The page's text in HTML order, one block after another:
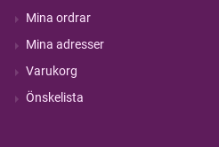
Mina ordrar
Mina adresser
Varukorg
Önskelista